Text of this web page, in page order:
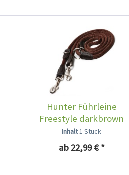
Hunter Führleine
Freestyle darkbrown
Inhalt1 Stück
ab 22,99 € *